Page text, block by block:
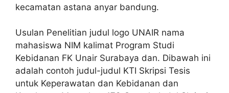
kecamatan astana anyar bandung.
Usulan Penelitian judul logo UNAIR nama
mahasiswa NIM kalimat Program Studi
Kebidanan FK Unair Surabaya dan. Dibawah ini
adalah contoh judul-judul KTI Skripsi Tesis
untuk Keperawatan dan Kebidanan dan